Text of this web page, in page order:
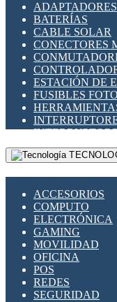
BATERÍAS
CABLE SOLAR
CONECTORES
ESTACIÓN DE
FUSIBLES
MONTAJE
SUPRESOR DE
APLICACIONES
ACCESORIOS
COMPUTO
ELECTRÓNICA
GAMING
MOVILIDAD
OFICINA
POS
REDES
SEGURIDAD